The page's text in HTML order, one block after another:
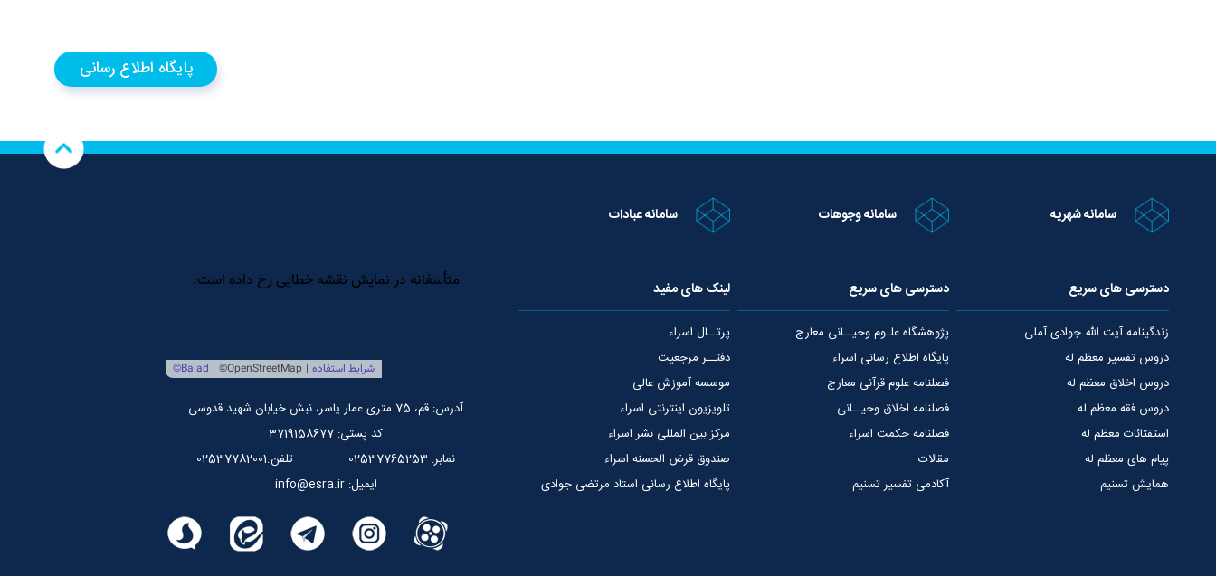
پایگاه اطلاع رسانی
سامانه شهریه سامانه وجوهات سامانه عبادات
دسترسی های سریع
زندگینامه آیت الله جوادی آملی
دروس تفسیر معظم له
دروس اخلاق معظم له
دروس فقه معظم له
استفتائات معظم له
پیام های معظم له
همایش تسنیم
دسترسی های سریع
پژوهشگاه علـوم وحیــانی معارج
پایگاه اطلاع رسانی اسراء
فصلنامه علوم قرآنی معارج
فصلنامه اخلاق وحیــانی
فصلنامه حکمت اسراء
مقالات
آکادمی تفسیر تسنیم
لینک های مفید
پرتــال اسراء
دفتــر مرجعیت
موسسه آموزش عالی
تلویزیون اینترنتی اسراء
مرکز بین المللی نشر اسراء
صندوق قرض الحسنه اسراء
پایگاه اطلاع رسانی استاد مرتضی جوادی
آدرس: قم، 75 متری عمار یاسر، نبش خیابان شهید قدوسی
کد پستی: 3719158677
نمابر: 02537765253
تلفن.02537782001
ایمیل: info@esra.ir